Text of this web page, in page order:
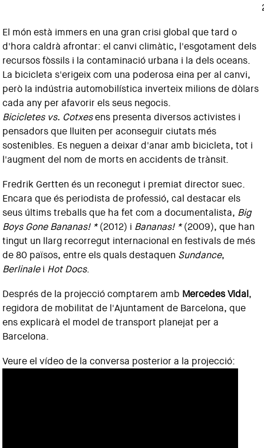
El món està immers en una gran crisi global que tard o
d'hora caldrà afrontar: el canvi climàtic, l'esgotament dels
recursos fòssils i la contaminació urbana i la dels oceans.
La bicicleta s'erigeix com una poderosa eina per al canvi,
però la indústria automobilística inverteix milions de dòlars
cada any per afavorir els seus negocis.
Bicicletes vs. Cotxesens presenta diversos activistes i
pensadors que lluiten per aconseguir ciutats més
sostenibles. Es neguen a deixar d'anar amb bicicleta, tot i
l'augment del nom de morts en accidents de trànsit.
Fredrik Gertten és un reconegut i premiat director suec.
Encara que és periodista de professió, cal destacar els
seus últims treballs que ha fet com a documentalista, Big
Boys Gone Bananas! *(2012) i Bananas! *(2009), que han
tingut un llarg recorregut internacional en festivals de més
de 80 països, entre els quals destaquen Sundance,
Berlinalei Hot Docs.
Després de la projecció comptarem amb Mercedes Vidal,
regidora de mobilitat de l'Ajuntament de Barcelona, que
ens explicarà el model de transport planejat per a
Barcelona.
Veure el vídeo de la conversa posterior a la projecció: